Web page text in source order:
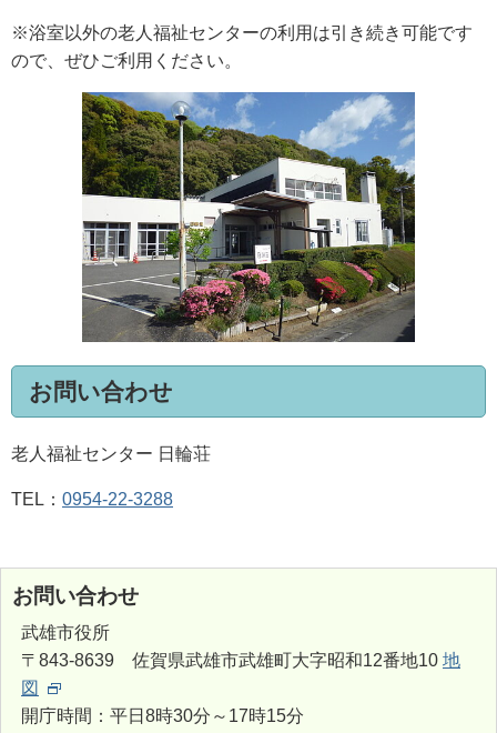
※浴室以外の老人福祉センターの利用は引き続き可能です
ので、ぜひご利用ください。
お問い合わせ
老人福祉センター 日輪荘
TEL： 0954-22-3288
お問い合わせ
武雄市役所
〒843-8639 佐賀県武雄市武雄町大字昭和12番地10 地
図
開庁時間：平日8時30分～17時15分